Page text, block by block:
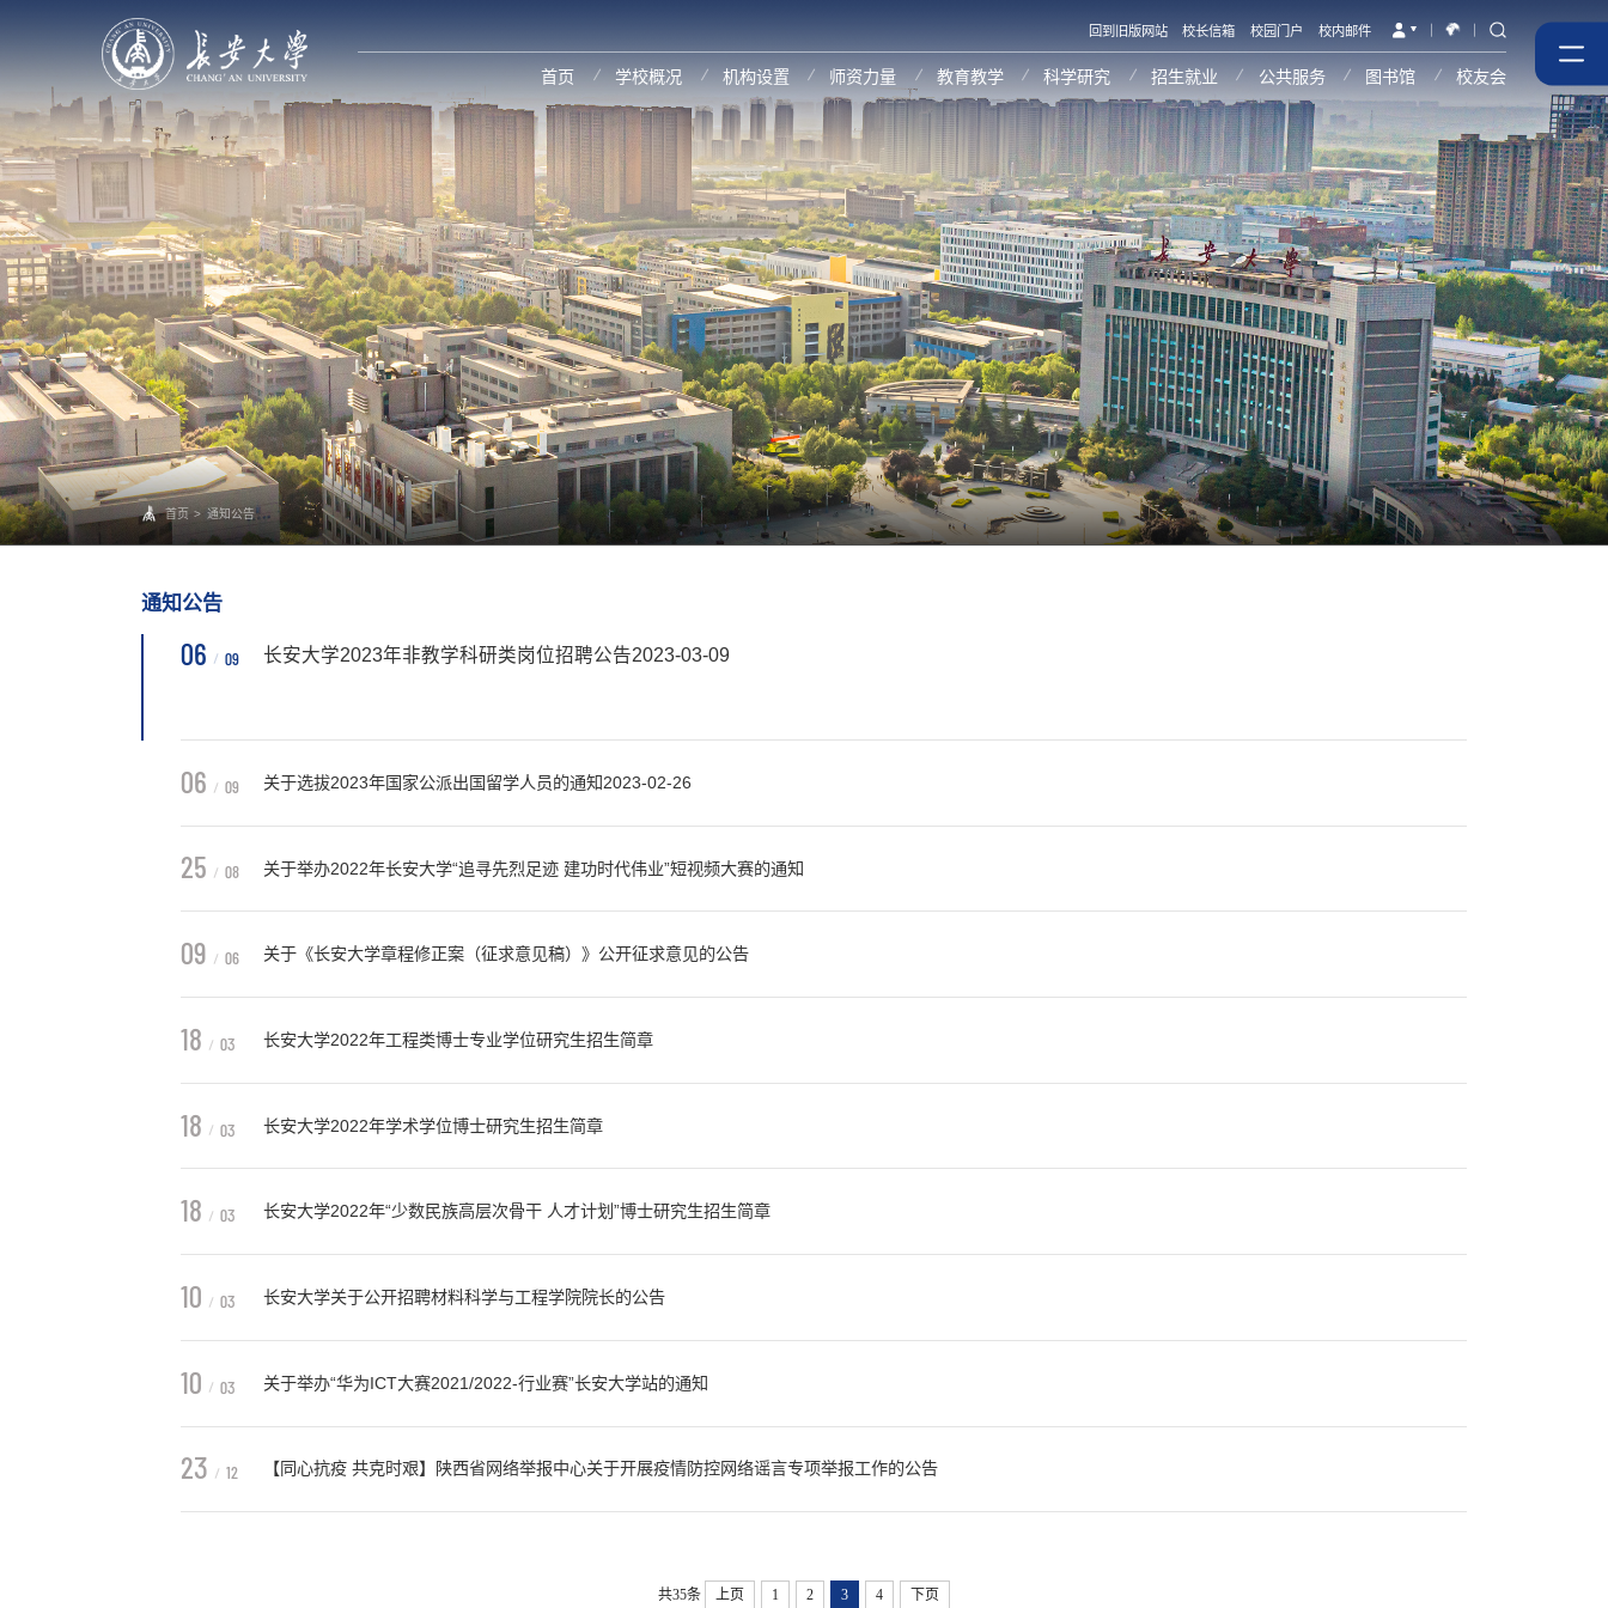
回到旧版网站 校长信箱 校园门户 校内邮件
首页 学校概况 机构设置 师资力量 教育教学 科学研究 招生就业 公共服务 图书馆 校友会
首页 > 通知公告
通知公告
06 09 长安大学2023年非教学科研类岗位招聘公告2023-03-09
06 09 关于选拔2023年国家公派出国留学人员的通知2023-02-26
25 08 关于举办2022年长安大学“追寻先烈足迹 建功时代伟业”短视频大赛的通知
09 06 关于《长安大学章程修正案（征求意见稿）》公开征求意见的公告
18 03 长安大学2022年工程类博士专业学位研究生招生简章
18 03 长安大学2022年学术学位博士研究生招生简章
18 03 长安大学2022年“少数民族高层次骨干 人才计划”博士研究生招生简章
10 03 长安大学关于公开招聘材料科学与工程学院院长的公告
10 03 关于举办“华为ICT大赛2021/2022-行业赛”长安大学站的通知
23 12 【同心抗疫 共克时艰】陕西省网络举报中心关于开展疫情防控网络谣言专项举报工作的公告
共35条 上页 1 2 3 4 下页